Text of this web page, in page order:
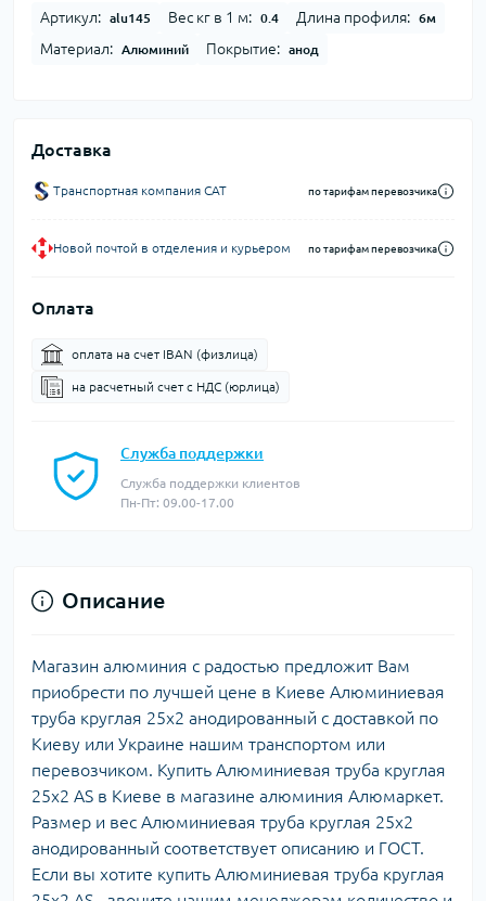
Артикул: alu145 Вес кг в 1 м: 0.4 Длина профиля: 6м
Материал: Алюминий Покрытие: анод
Доставка
Транспортная компания CAT по тарифам перевозчика
Новой почтой в отделения и курьером по тарифам перевозчика
Оплата
оплата на счет IBAN (физлица)
на расчетный счет c НДС (юрлица)
Служба поддержки
Служба поддержки клиентов
Пн-Пт: 09.00-17.00
Описание
Магазин алюминия с радостью предложит Вам
приобрести по лучшей цене в Киеве Алюминиевая
труба круглая 25х2 анодированный c доставкой по
Киеву или Украине нашим транспортом или
перевозчиком. Купить Алюминиевая труба круглая
25х2 AS в Киеве в магазине алюминия Алюмаркет.
Размер и вес Алюминиевая труба круглая 25х2
анодированный cоответствует описанию и ГОСТ.
Если вы хотите купить Алюминиевая труба круглая